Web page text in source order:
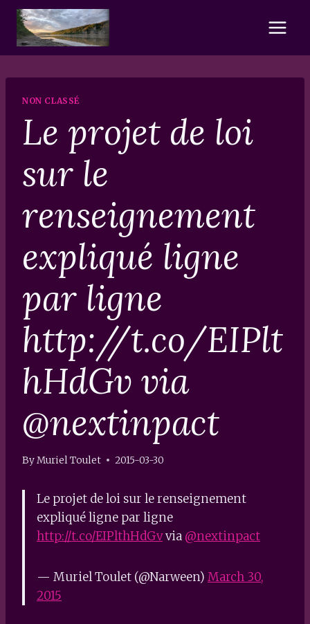
Skip
content
NON CLASSÉ
Le projet de loi
sur le
renseignement
expliqué ligne
par ligne
http://t.co/EIPlt
hHdGv via
@nextinpact
ByMuriel Toulet 2015-03-30
Le projet de loi sur le renseignement
expliqué ligne par ligne
http://t.co/EIPlthHdGvvia @nextinpact
— Muriel Toulet (@Narween) March 30,
2015